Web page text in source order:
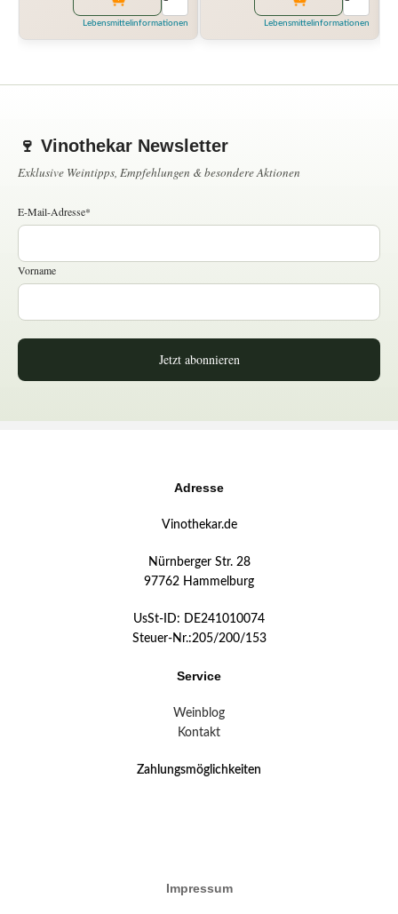
Lebensmittelinformationen Lebensmittelinformationen
🍷 Vinothekar Newsletter
Exklusive Weintipps, Empfehlungen & besondere Aktionen
E-Mail-Adresse*
Vorname
Jetzt abonnieren
Adresse
Vinothekar.de
Nürnberger Str. 28
97762 Hammelburg
UsSt-ID: DE241010074
Steuer-Nr.:205/200/153
Service
Weinblog
Kontakt
Zahlungsmöglichkeiten
Impressum